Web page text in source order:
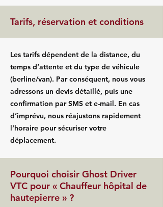
Tarifs, réservation et conditions
Les tarifs dépendent de la distance, du
temps d’attente et du type de véhicule
(berline/van). Par conséquent, nous vous
adressons un devis détaillé, puis une
confirmation par SMS et e-mail. En cas
d’imprévu, nous réajustons rapidement
l’horaire pour sécuriser votre
déplacement.
Pourquoi choisir Ghost Driver
VTC pour « Chauffeur hôpital de
hautepierre » ?